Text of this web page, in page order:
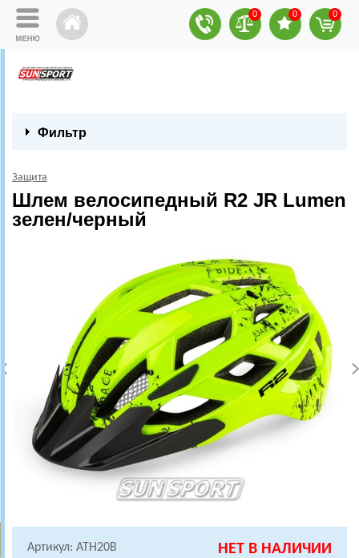
0 0 0
Фильтр
Защита
Шлем велосипедный R2 JR Lumen
зелен/черный
Артикул: ATH20B НЕТ В НАЛИЧИИ